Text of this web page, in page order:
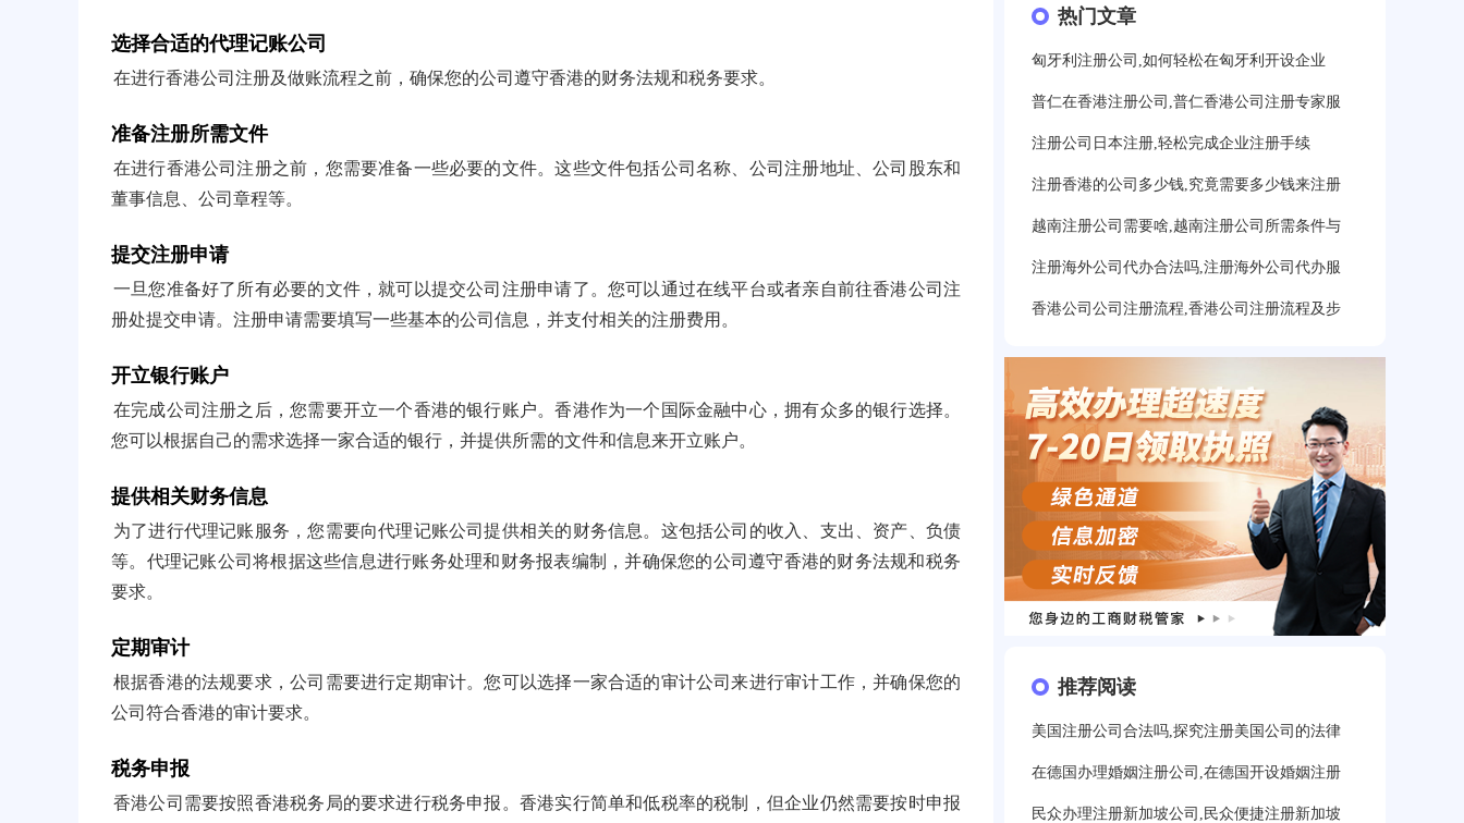
选择合适的代理记账公司
在进行香港公司注册及做账流程之前，确保您的公司遵守香港的财务法规和税务要求。
准备注册所需文件
在进行香港公司注册之前，您需要准备一些必要的文件。这些文件包括公司名称、公司注册地址、公司股东和
董事信息、公司章程等。
提交注册申请
一旦您准备好了所有必要的文件，就可以提交公司注册申请了。您可以通过在线平台或者亲自前往香港公司注
册处提交申请。注册申请需要填写一些基本的公司信息，并支付相关的注册费用。
开立银行账户
在完成公司注册之后，您需要开立一个香港的银行账户。香港作为一个国际金融中心，拥有众多的银行选择。
您可以根据自己的需求选择一家合适的银行，并提供所需的文件和信息来开立账户。
提供相关财务信息
为了进行代理记账服务，您需要向代理记账公司提供相关的财务信息。这包括公司的收入、支出、资产、负债
等。代理记账公司将根据这些信息进行账务处理和财务报表编制，并确保您的公司遵守香港的财务法规和税务
要求。
定期审计
根据香港的法规要求，公司需要进行定期审计。您可以选择一家合适的审计公司来进行审计工作，并确保您的
公司符合香港的审计要求。
税务申报
香港公司需要按照香港税务局的要求进行税务申报。香港实行简单和低税率的税制，但企业仍然需要按时申报
热门文章
匈牙利注册公司,如何轻松在匈牙利开设企业
普仁在香港注册公司,普仁香港公司注册专家服
注册公司日本注册,轻松完成企业注册手续
注册香港的公司多少钱,究竟需要多少钱来注册
越南注册公司需要啥,越南注册公司所需条件与
注册海外公司代办合法吗,注册海外公司代办服
香港公司公司注册流程,香港公司注册流程及步
推荐阅读
美国注册公司合法吗,探究注册美国公司的法律
在德国办理婚姻注册公司,在德国开设婚姻注册
民众办理注册新加坡公司,民众便捷注册新加坡